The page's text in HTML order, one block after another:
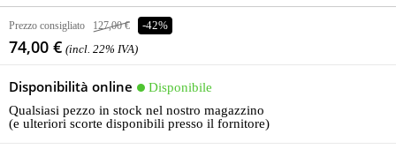
Prezzo consigliato 127,00 € -42%
74,00 € (incl. 22% IVA)
Disponibilità online
Disponibile
Qualsiasi pezzo in stock nel nostro magazzino
(e ulteriori scorte disponibili presso il fornitore)